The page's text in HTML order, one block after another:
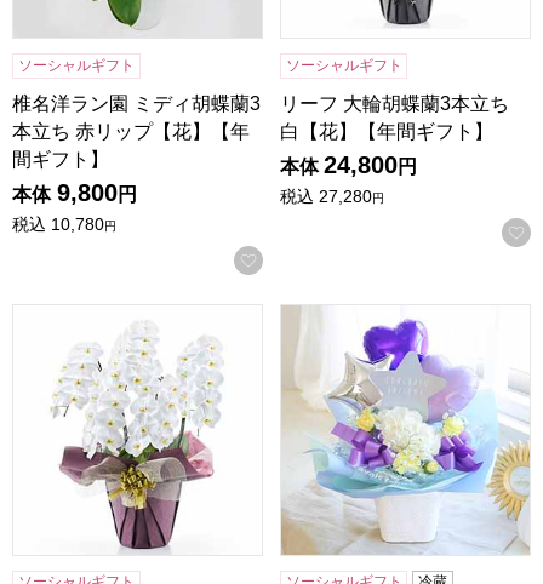
ソーシャルギフト
椎名洋ラン園 ミディ胡蝶蘭3
本立ち 赤リップ【花】【年
間ギフト】
本体 9,800円
税込 10,780円
お気に入りに登録する
ソーシャルギフト
リーフ 大輪胡蝶蘭3本立ち
白【花】【年間ギフト】
本体 24,800円
税込 27,280円
リーフ 大輪胡蝶蘭5本立ち 白【花】【年間ギフト】
アレンジ『パープルバルー